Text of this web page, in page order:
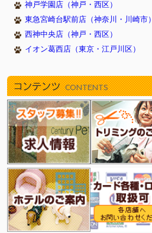
神戸学園店（神戸・西区）
東急宮崎台駅前店（神奈川・川崎市）
西神中央店（神戸・西区）
イオン葛西店（東京・江戸川区）
コンテンツ CONTENTS